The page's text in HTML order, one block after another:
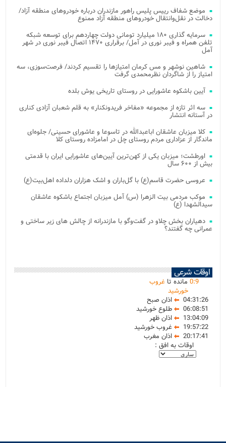
موضع شفاف رییس پلیس راهور مازندران درباره خودروهای منطقه آزاد/
دخالت در نقل‌وانتقال خودروهای منطقه آزاد ممنوع
سرمایه گذاری ۱۸۰ میلیارد تومانی دولت چهاردهم برای توسعه شبکه
تلفن همراه و فیبر نوری در آمل/ برقراری ۱۴۷۰ اتصال فیبر نوری در شهر
آمل
شاهین نوشهر و مس کرمان امتیازها را تقسیم کردند/ فرصت‌سوزی، سه
امتیاز را از شاگردان نظرمحمدی گرفت
آیین باشکوه عاشورایی در روستای تاریخی یوش بلده
سه اثر تازه از مجموعه «مفاخر فریدونکنار» به قلم شعبان آزادی کناری
در آستانه انتشار
کلا میزبان عاشقان اباعبدالله در تاسوعا و عاشورای حسینی/ جلوه‌ای
ماندگار از عزاداری مردم روستای چل در امامزاده روستای کلا
اورطشت؛ میزبان یکی از کهن‌ترین آیین‌های عاشورایی ایران با قدمتی
بیش از ۶۰۰ سال
عروسی حضرت قاسم(ع) با گل‌باران و اشک هزاران دلداده اهل‌بیت(ع)
موکب مردمی بیت‌ الزهرا (س) آمل میزبان اجتماع باشکوه عاشقان
سیدالشهدا (ع)
دهیاران بخش چلاو در گفت‌وگو با مازندرانه از چالش های زیر ساختی و
عمرانی چه گفتند؟
اوقات شرعی
0:9 مانده تا غروب
خورشید
04:31:26
اذان صبح
06:08:51
طلوع خورشید
13:04:09
اذان ظهر
19:57:22
غروب خورشید
20:17:41
اذان مغرب
اوقات به افق :